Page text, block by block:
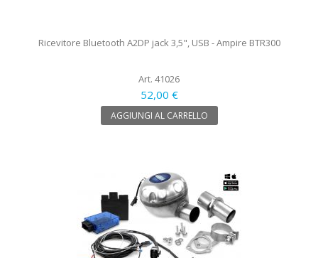
Ricevitore Bluetooth A2DP jack 3,5", USB - Ampire BTR300
Art. 41026
52,00 €
AGGIUNGI AL CARRELLO